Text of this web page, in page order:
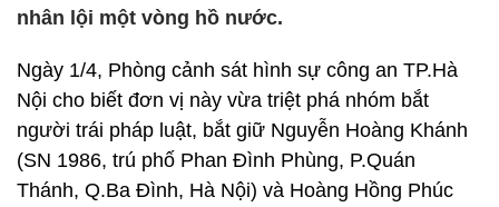
nhân lội một vòng hồ nước.
Ngày 1/4, Phòng cảnh sát hình sự công an TP.Hà
Nội cho biết đơn vị này vừa triệt phá nhóm bắt
người trái pháp luật, bắt giữ Nguyễn Hoàng Khánh
(SN 1986, trú phố Phan Đình Phùng, P.Quán
Thánh, Q.Ba Đình, Hà Nội) và Hoàng Hồng Phúc